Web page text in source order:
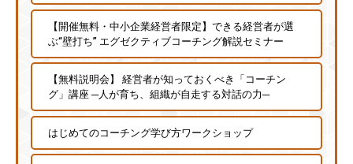
【開催無料・中小企業経営者限定】できる経営者が選
ぶ“壁打ち” エグゼクティブコーチング解説セミナー
【無料説明会】 経営者が知っておくべき「コーチン
グ」講座 ─人が育ち、組織が自走する対話の力─
はじめてのコーチング学び方ワークショップ